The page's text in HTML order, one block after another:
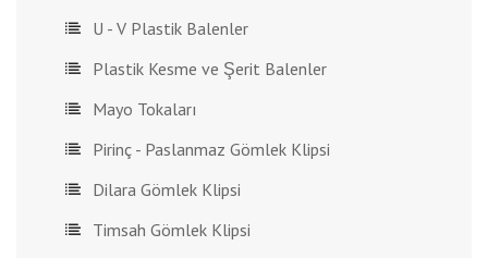
U - V Plastik Balenler
Plastik Kesme ve Şerit Balenler
Mayo Tokaları
Pirinç - Paslanmaz Gömlek Klipsi
Dilara Gömlek Klipsi
Timsah Gömlek Klipsi